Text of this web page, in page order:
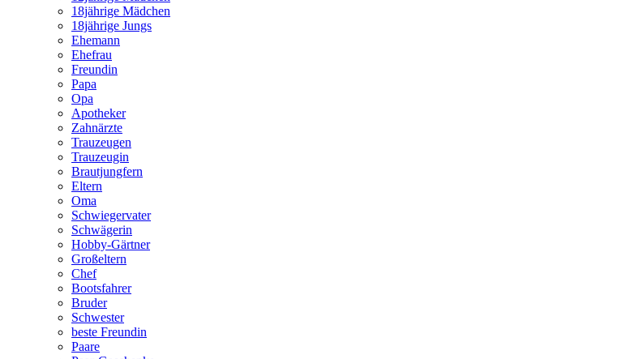
18jährige Mädchen
18jährige Jungs
Ehemann
Ehefrau
Freundin
Papa
Opa
Apotheker
Zahnärzte
Trauzeugen
Trauzeugin
Brautjungfern
Eltern
Oma
Schwiegervater
Schwägerin
Hobby-Gärtner
Großeltern
Chef
Bootsfahrer
Bruder
Schwester
beste Freundin
Paare